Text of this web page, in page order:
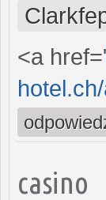
<a
casino